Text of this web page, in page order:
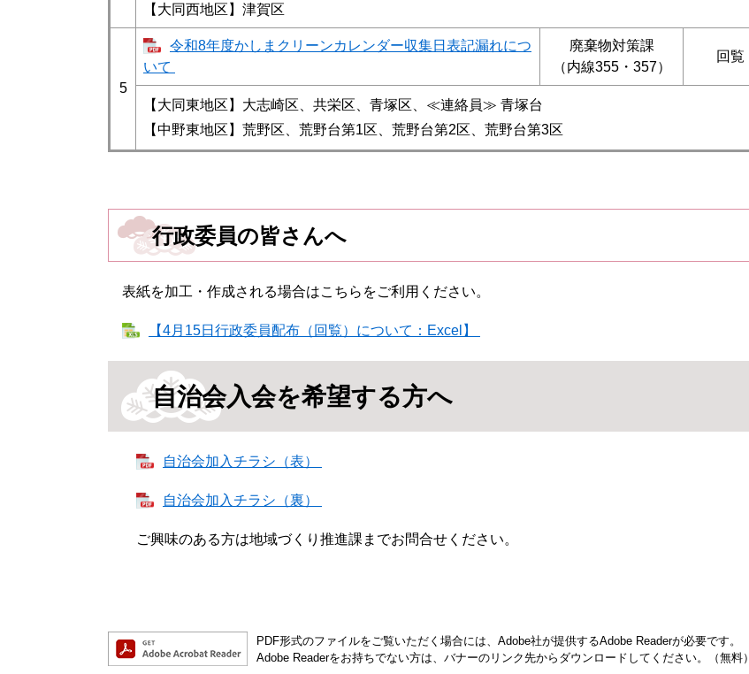
​【大同西地区】津賀区
5
令和8年度かしまクリーンカレンダー収集日表記漏れにつ
いて
廃棄物対策課
（内線355・357）
回覧
【大同東地区】大志崎区、共栄区、青塚区、≪連絡員≫ 青塚台
【中野東地区】荒野区、荒野台第1区、荒野台第2区、荒野台第3区
行政委員の皆さんへ
表紙を加工・作成される場合はこちらをご利用ください。
【4月15日行政委員配布（回覧）について：Excel】
自治会入会を希望する方へ
自治会加入チラシ（表）
自治会加入チラシ（裏）
ご興味のある方は地域づくり推進課までお問合せください。
PDF形式のファイルをご覧いただく場合には、Adobe社が提供するAdobe Readerが必要です。
Adobe Readerをお持ちでない方は、バナーのリンク先からダウンロードしてください。（無料）